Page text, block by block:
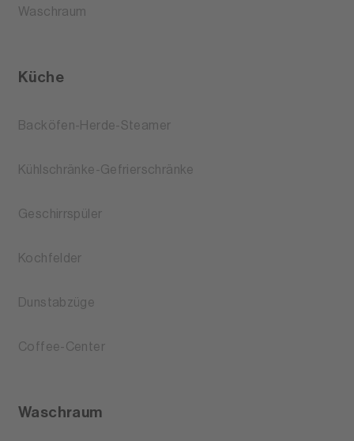
Waschraum
Küche
Backöfen-Herde-Steamer
Kühlschränke-Gefrierschränke
Geschirrspüler
Kochfelder
Dunstabzüge
Coffee-Center
Waschraum